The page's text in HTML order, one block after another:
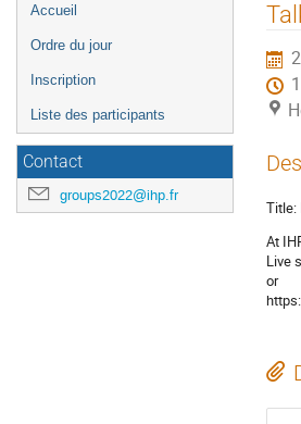
Menu
de
Accueil
Ordre du jour
Inscription
Liste des participants
Contact
groups2022@ihp.fr
Title:
At
Live
or